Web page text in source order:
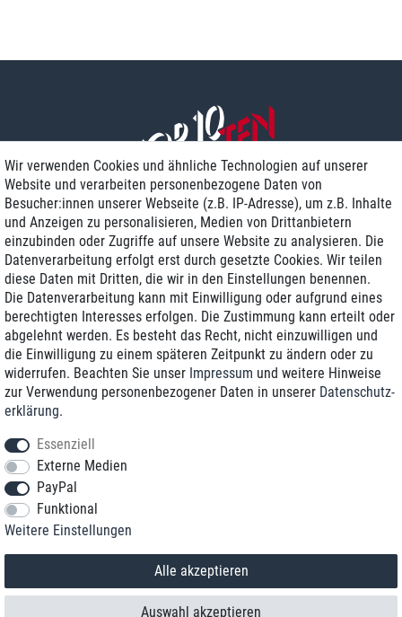
Zustellung am nächsten Werktag
Günstiger Versand
Generalüberholt mit Garantie
+49 8989 96160*
*Sie erreichen uns zum Ortstarif von Montag bis Freitag von 9 Uhr - 18 Uhr.
© 2018 TOP TEN Computervertrieb GmbH
Wir verwenden Cookies und ähnliche Technologien auf unserer
Website und verarbeiten personenbezogene Daten von
Besucher:innen unserer Webseite (z.B. IP-Adresse), um z.B. Inhalte
und Anzeigen zu personalisieren, Medien von Drittanbietern
einzubinden oder Zugriffe auf unsere Website zu analysieren. Die
Datenverarbeitung erfolgt erst durch gesetzte Cookies. Wir teilen
diese Daten mit Dritten, die wir in den Einstellungen benennen.
Die Datenverarbeitung kann mit Einwilligung oder aufgrund eines
berechtigten Interesses erfolgen. Die Zustimmung kann erteilt oder
abgelehnt werden. Es besteht das Recht, nicht einzuwilligen und
die Einwilligung zu einem späteren Zeitpunkt zu ändern oder zu
widerrufen. Beachten Sie unser Impressum und weitere Hinweise
zur Verwendung personenbezogener Daten in unserer Daten­schutz­
erklärung.
Essenziell
Externe Medien
PayPal
Funktional
Weitere Einstellungen
Alle akzeptieren
Auswahl akzeptieren